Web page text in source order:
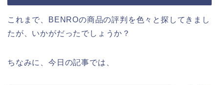
これまで、BENROの商品の評判を色々と探してきまし
たが、いかがだったでしょうか？
ちなみに、今日の記事では、